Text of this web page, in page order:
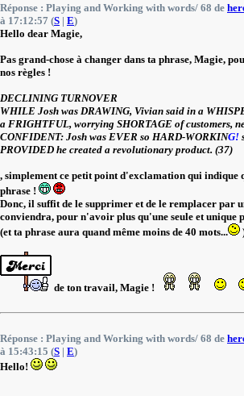
Réponse : Playing and Working with words/ 68 de
à 17:12:57 (S | E)
Hello dear Magie,
Pas grand-chose à changer dans ta phrase, Magie,
nos règles !
DECLINING TURNOVER
WHILE Josh was DRAWING, Vivian said in a
a FRIGHTFUL, worrying SHORTAGE of customers,
CONFIDENT: Josh was EVER so HARD-WORKING!
PROVIDED he created a revolutionary product. (37)
, simplement ce petit point d'exclamation qui indique
phrase !
Donc, il suffit de le supprimer et de le remplacer par
conviendra, pour n'avoir plus qu'une seule et unique
(et ta phrase aura quand même moins de 40 mots...
de ton travail, Magie !
Réponse : Playing and Working with words/ 68 de
à 15:43:15 (S | E)
Hello!